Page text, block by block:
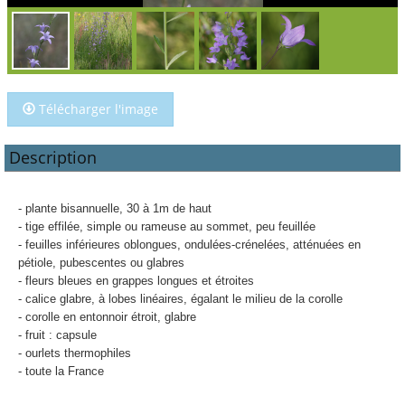
Télécharger l'image
Description
- plante bisannuelle, 30 à 1m de haut
- tige effilée, simple ou rameuse au sommet, peu feuillée
- feuilles inférieures oblongues, ondulées-crénelées, atténuées en
pétiole, pubescentes ou glabres
- fleurs bleues en grappes longues et étroites
- calice glabre, à lobes linéaires, égalant le milieu de la corolle
- corolle en entonnoir étroit, glabre
- fruit : capsule
- ourlets thermophiles
- toute la France